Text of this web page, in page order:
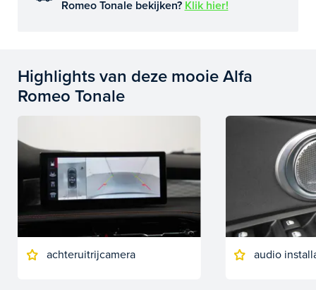
Romeo Tonale bekijken? Klik hier!
Highlights van deze mooie Alfa
Romeo Tonale
achteruitrijcamera audio